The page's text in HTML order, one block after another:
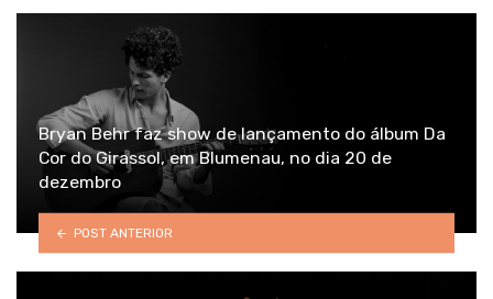
Bryan Behr faz show de lançamento do álbum Da
Cor do Girassol, em Blumenau, no dia 20 de
dezembro
POST ANTERIOR